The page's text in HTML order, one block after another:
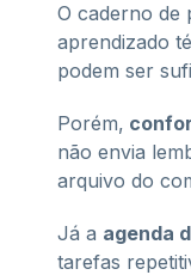
O caderno de
aprendizado
podem ser
Porém,
não envia
arquivo do
Já a agenda
tarefas